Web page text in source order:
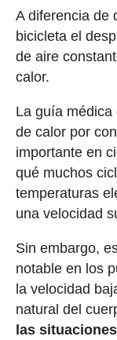
A diferencia de
bicicleta el
de aire
calor.
La guía médica
de calor por
importante en
qué muchos
temperaturas
una velocidad
Sin embargo,
notable en los
la velocidad
natural del
las